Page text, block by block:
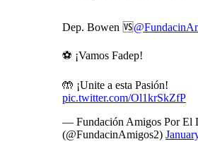
Dep. Bowen 🆚️
⚽️ ¡Vamos Fadep!
🤲 ¡Unite a esta Pasión!
pic.twitter.com/Ol1krSkZfP
— Fundación Amigos Por El
(@FundacinAmigos2)